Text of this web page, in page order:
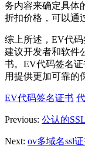
务内容来确定具体
折扣价格，可以通
综上所述，EV代
建议开发者和软件
书。EV代码签名
用提供更加可靠的
EV代码签名证书
Previous: 公认的
Next: ov多域名ssl